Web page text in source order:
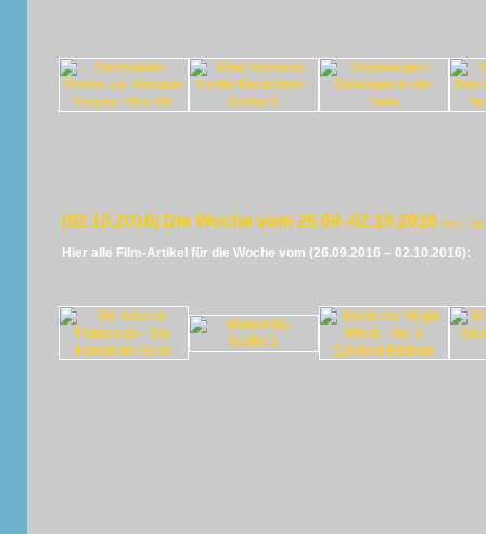
[02.10.2016] Die Woche vom 26.09.-02.10.2016 von
Hier alle Film-Artikel für die Woche vom (26.09.2016 – 02.10.2016):